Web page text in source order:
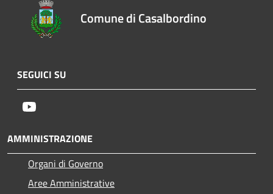
Comune di Casalbordino
SEGUICI SU
AMMINISTRAZIONE
Organi di Governo
Aree Amministrative